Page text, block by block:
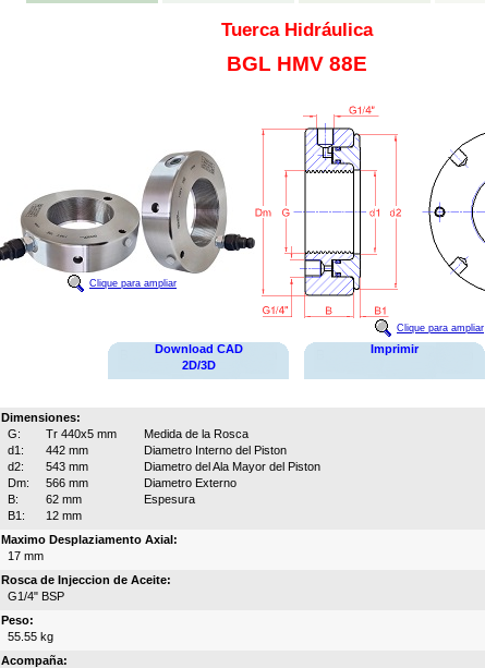
Tuerca Hidráulica
BGL HMV 88E
Clique para ampliar
Clique para ampliar
Download CAD
2D/3D
Imprimir
Dimensiones:
G:
Tr 440x5 mm
Medida de la Rosca
d1:
442 mm
Diametro Interno del Piston
d2:
543 mm
Diametro del Ala Mayor del Piston
Dm:
566 mm
Diametro Externo
B:
62 mm
Espesura
B1:
12 mm
Maximo Desplaziamento Axial:
17 mm
Rosca de Injeccion de Aceite:
G1/4" BSP
Peso:
55.55 kg
Acompaña: